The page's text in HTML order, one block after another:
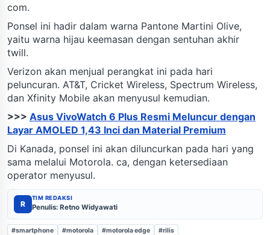
com.
Ponsel ini hadir dalam warna Pantone Martini Olive,
yaitu warna hijau keemasan dengan sentuhan akhir
twill.
Verizon akan menjual perangkat ini pada hari
peluncuran. AT&T, Cricket Wireless, Spectrum Wireless,
dan Xfinity Mobile akan menyusul kemudian.
>>> Asus VivoWatch 6 Plus Resmi Meluncur dengan
Layar AMOLED 1,43 Inci dan Material Premium
Di Kanada, ponsel ini akan diluncurkan pada hari yang
sama melalui Motorola. ca, dengan ketersediaan
operator menyusul.
R
TIM REDAKSI
Penulis: Retno Widyawati
#smartphone #motorola #motorola edge #rilis